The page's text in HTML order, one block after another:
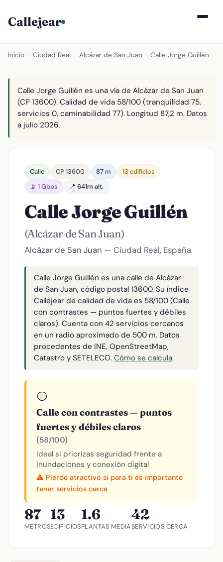
Callejear
Inicio Ciudad Real Alcázar de San Juan Calle Jorge Guillén
Calle Jorge Guillén es una vía de Alcázar de San Juan
(CP 13600). Calidad de vida 58/100 (tranquilidad 75,
servicios 0, caminabilidad 77). Longitud 87,2 m. Datos
a julio 2026.
Calle CP 13600 87 m
13 edificios
📡 1 Gbps
📍 641m alt.
Calle Jorge Guillén
(Alcázar de San Juan)
Alcázar de San Juan — Ciudad Real, España
Calle Jorge Guillén es una calle de Alcázar
de San Juan, código postal 13600. Su índice
Callejear de calidad de vida es 58/100 (Calle
con contrastes — puntos fuertes y débiles
claros). Cuenta con 42 servicios cercanos
en un radio aproximado de 500 m. Datos
procedentes de INE, OpenStreetMap,
Catastro y SETELECO. Cómo se calcula.
🟡
Calle con contrastes — puntos
fuertes y débiles claros
(58/100)
Ideal si priorizas seguridad frente a
inundaciones y conexión digital
⚠️ Pierde atractivo si para ti es importante
tener servicios cerca
87
METROS
13
EDIFICIOS
1.6
PLANTAS MEDIA
42
SERVICIOS CERCA